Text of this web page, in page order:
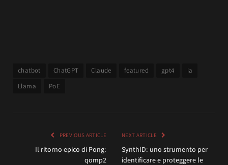
chatbot ChatGPT Claude featured gpt4
ia
Llama
PoE
PREVIOUS ARTICLE
Il ritorno epico di Pong:
qomp2
NEXT ARTICLE
SynthID: uno strumento per
identificare e proteggere le